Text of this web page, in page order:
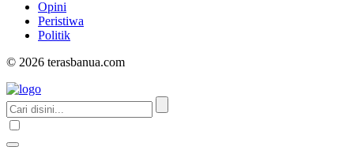
Opini
Peristiwa
Politik
© 2026 terasbanua.com